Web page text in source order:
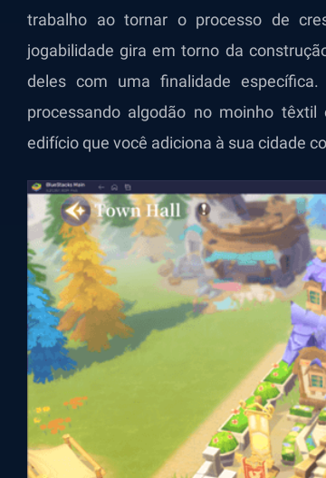
trabalho ao tornar o processo de
jogabilidade gira em torno da
deles com uma finalidade
processando algodão no moinho
edifício que você adiciona à sua cidade